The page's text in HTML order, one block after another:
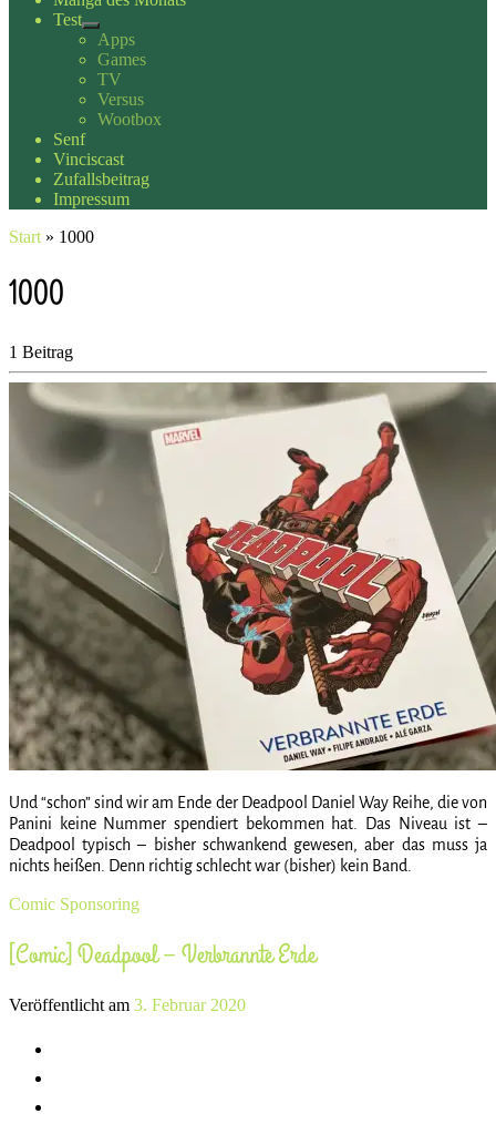
Test
Apps
Games
TV
Versus
Wootbox
Senf
Vinciscast
Zufallsbeitrag
Impressum
Start » 1000
1000
1 Beitrag
Und “schon” sind wir am Ende der Deadpool Daniel Way Reihe, die von
Panini keine Nummer spendiert bekommen hat. Das Niveau ist –
Deadpool typisch – bisher schwankend gewesen, aber das muss ja
nichts heißen. Denn richtig schlecht war (bisher) kein Band.
Comic Sponsoring
[Comic] Deadpool – Verbrannte Erde
Veröffentlicht am 3. Februar 2020